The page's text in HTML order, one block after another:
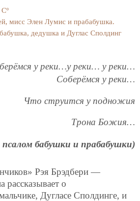
мисс Элен Лумис и прабабушка.
дедушка и Дуглас Сполдинг
у реки…у реки… у реки…
Соберёмся у реки…
Что струится у подножия
Трона Божия…
бабушки и прабабушки)
Рэя Брэдбери —
рассказывает о
Дугласе Сполдинге, и